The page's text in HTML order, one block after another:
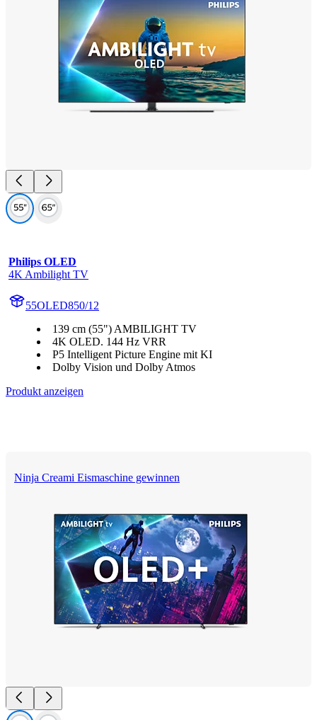
Philips OLED
4K Ambilight TV
55OLED850/12
139 cm (55") AMBILIGHT TV
4K OLED. 144 Hz VRR
P5 Intelligent Picture Engine mit KI
Dolby Vision und Dolby Atmos
Produkt anzeigen
Ninja Creami Eismaschine gewinnen